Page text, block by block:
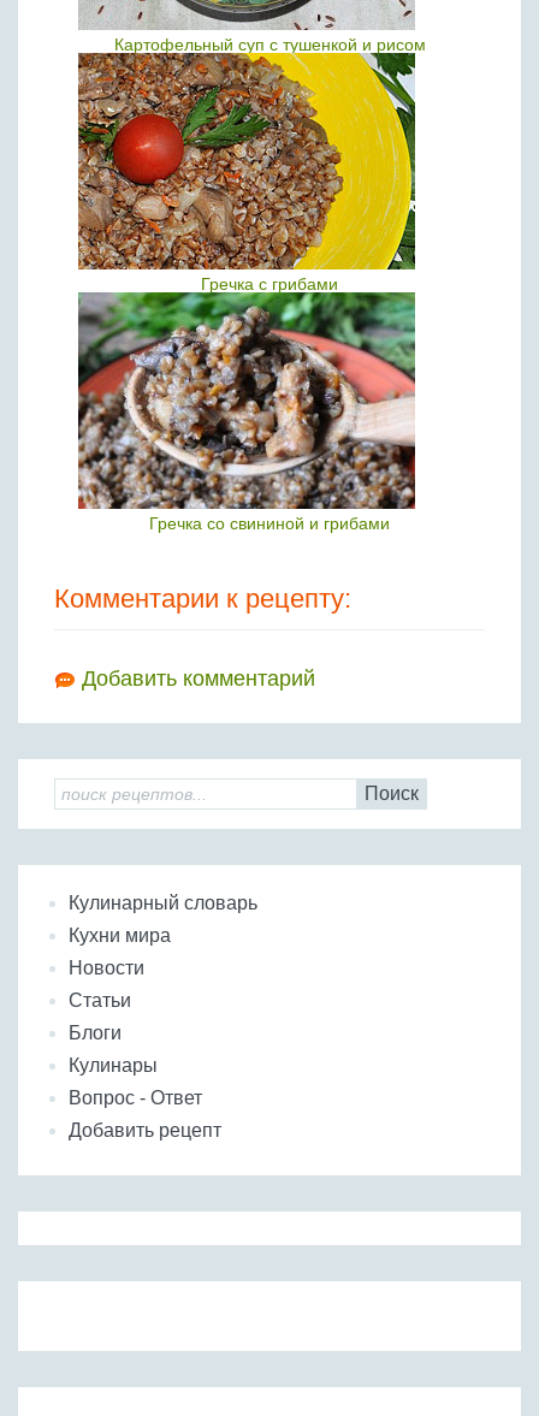
Картофельный суп с тушенкой и рисом
Гречка с грибами
Гречка со свининой и грибами
Комментарии к рецепту:
Добавить комментарий
Поиск
Кулинарный словарь
Кухни мира
Новости
Статьи
Блоги
Кулинары
Вопрос - Ответ
Добавить рецепт